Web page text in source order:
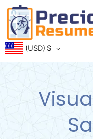
Skip
content
(USD) $